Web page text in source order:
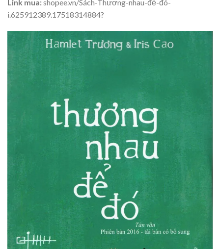
Link mua:shopee.vn/Sách-Thương-nhau-để-đó-
i.625912389.17518314884?